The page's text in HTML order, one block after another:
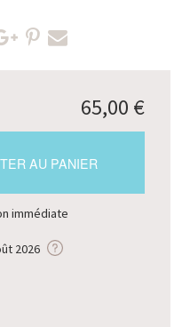
65,00 €
AU PANIER
immédiate
2026